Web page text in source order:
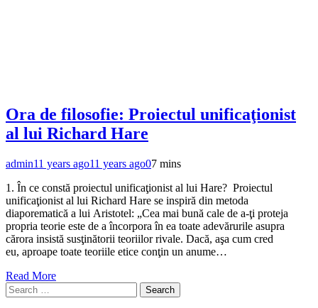
Ora de filosofie: Proiectul unificaţionist
al lui Richard Hare
admin11 years ago11 years ago07 mins
1. În ce constă proiectul unificaţionist al lui Hare? Proiectul
unificaţionist al lui Richard Hare se inspiră din metoda
diaporematică a lui Aristotel: „Cea mai bună cale de a-ţi proteja
propria teorie este de a încorpora în ea toate adevărurile asupra
cărora insistă susţinătorii teoriilor rivale. Dacă, aşa cum cred
eu, aproape toate teoriile etice conţin un anume…
Read More
Search
for: